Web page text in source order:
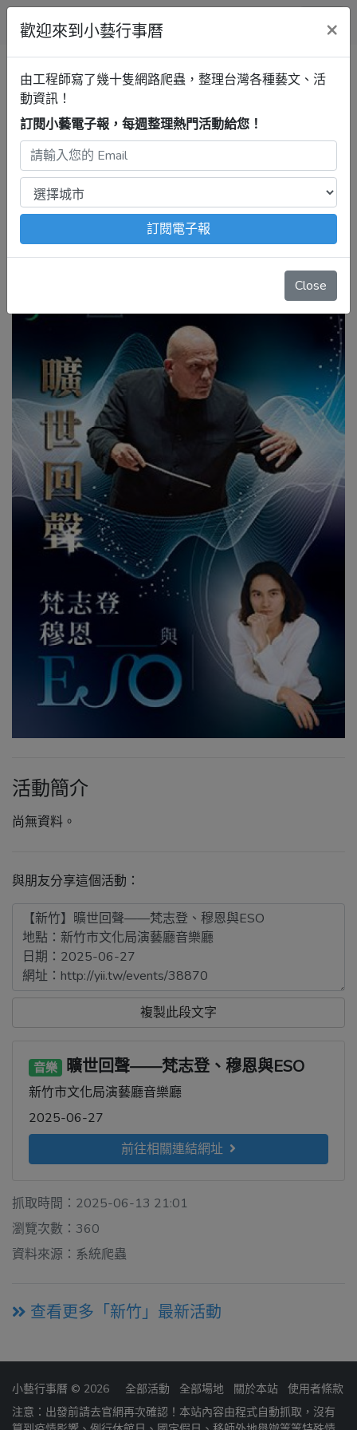
小藝行事曆
新竹行事曆
新竹市文化局演藝
廳音樂廳
登、穆恩與ESO
2025年6月27日
注意：出發前請去官網再次確認！
取，沒有算到疫情影響、例行休館日、國定假日、移師外地
活動簡介
尚無資料。
與朋友分享這個活動：
複製此段文字
音樂 曠世回聲——梵志登、穆恩與ESO
新竹市文化局演藝廳音樂廳
2025-06-27
前往相關連結網址
抓取時間：2025-06-13 21:01
瀏覽次數：360
資料來源：系統爬蟲
查看更多「新竹」最新活動
歡迎來到小藝行事曆 ×
由工程師寫了幾十隻網路爬蟲，整理台灣各種藝文、活
動資訊！
訂閱小藝電子報，每週整理熱門活動給您！
訂閱電子報
Close
小藝行事曆 © 2026 全部活動 全部場地 關於本站
使用者條款
注意：出發前請去官網再次確認！本站內容由程式自動抓取，沒有